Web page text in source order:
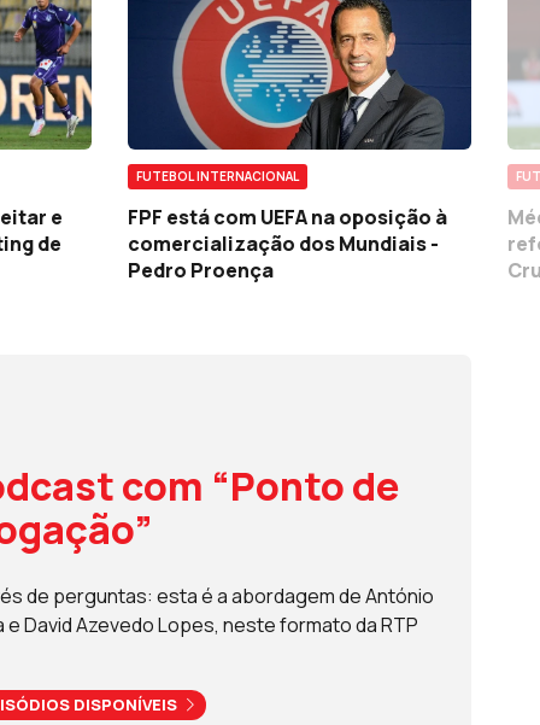
e
de
FUTEBOL INTERNACIONAL
FPF está com UEFA na oposição à
comercialização dos Mundiais -
Pedro Proença
com “Ponto de
de perguntas: esta é a abordagem de António
e David Azevedo Lopes, neste formato da RTP
DISPONÍVEIS